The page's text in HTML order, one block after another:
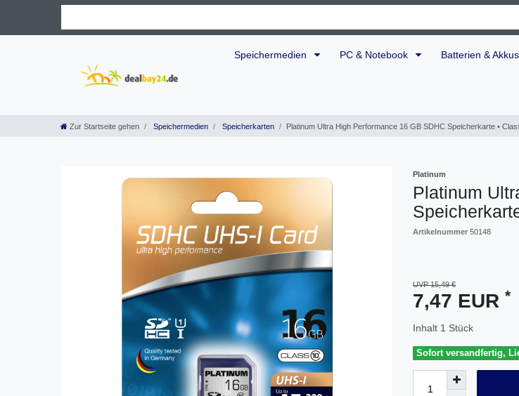
Speichermedien PC & Notebook Batterien & Akkus
Zur Startseite gehen Speichermedien Speicherkarten Platinum Ultra High Performance 16 GB SDHC Speicherkarte •
Platinum
Platinum
Artikelnummer 50148
UVP 15,49 €
7,47 EUR *
Inhalt 1 Stück
Sofort versandfertig,